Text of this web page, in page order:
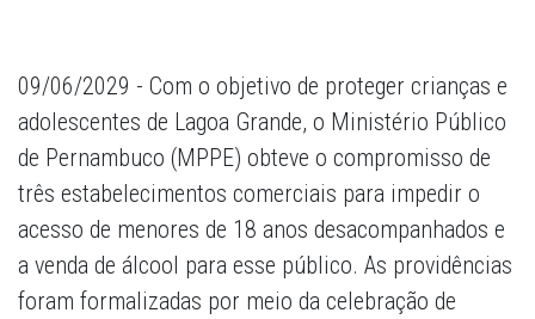
09/06/2029 - Com o objetivo de proteger crianças e
adolescentes de Lagoa Grande, o Ministério Público
de Pernambuco (MPPE) obteve o compromisso de
três estabelecimentos comerciais para impedir o
acesso de menores de 18 anos desacompanhados e
a venda de álcool para esse público. As providências
foram formalizadas por meio da celebração de